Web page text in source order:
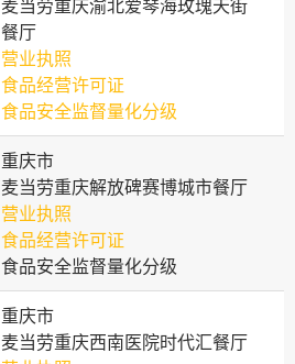
麦当劳重庆渝北爱琴海玫瑰天街
餐厅
营业执照
食品经营许可证
食品安全监督量化分级
重庆市
麦当劳重庆解放碑赛博城市餐厅
营业执照
食品经营许可证
食品安全监督量化分级
重庆市
麦当劳重庆西南医院时代汇餐厅